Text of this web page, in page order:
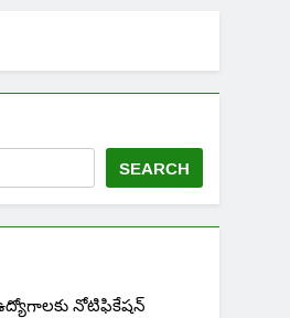
SEARCH
నోటిఫికేషన్